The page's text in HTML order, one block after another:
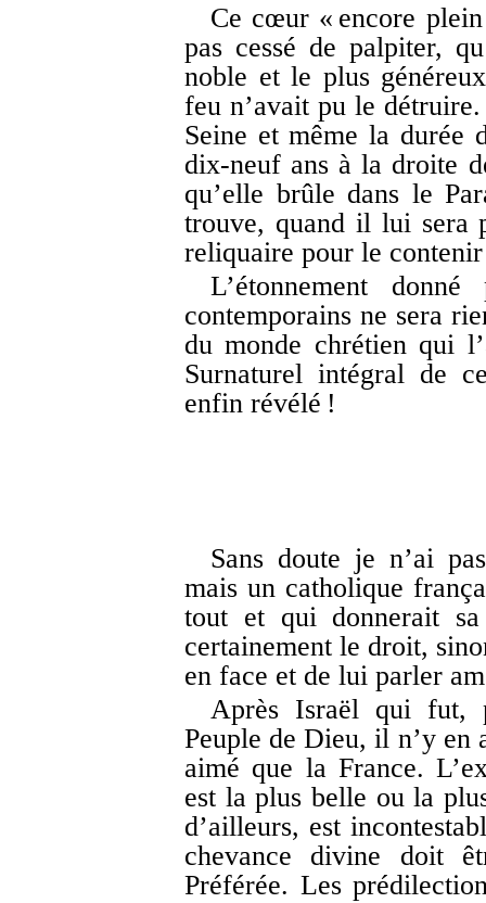
Ce cœur « encore
pas cessé de palpiter,
noble et le plus
feu n’avait pu le
Seine et même la durée
dix-neuf ans à la droite
qu’elle brûle dans le
trouve, quand il lui sera
reliquaire pour le
L’étonnement
contemporains ne sera
du monde chrétien qui
Surnaturel intégral de
enfin révélé !
Sans doute je n’ai
mais un catholique
tout et qui donnerait
certainement le droit,
en face et de lui parler
Après Israël qui fut,
Peuple de Dieu, il n’y en
aimé que la France.
est la plus belle ou la
d’ailleurs, est
chevance divine doit
Préférée. Les